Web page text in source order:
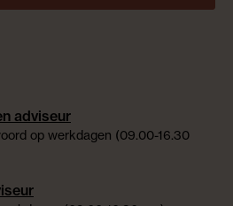
adviseur
op werkdagen (09.00-16.30